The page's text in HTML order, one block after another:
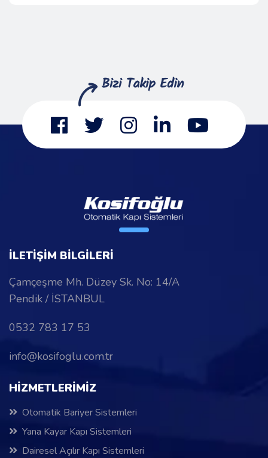
İLETİŞİM BİLGİLERİ
Çamçeşme Mh. Düzey Sk. No: 14/A
Pendik / İSTANBUL
0532 783 17 53
info@kosifoglu.com.tr
HİZMETLERİMİZ
Otomatik Bariyer Sistemleri
Yana Kayar Kapı Sistemleri
Dairesel Açılır Kapı Sistemleri